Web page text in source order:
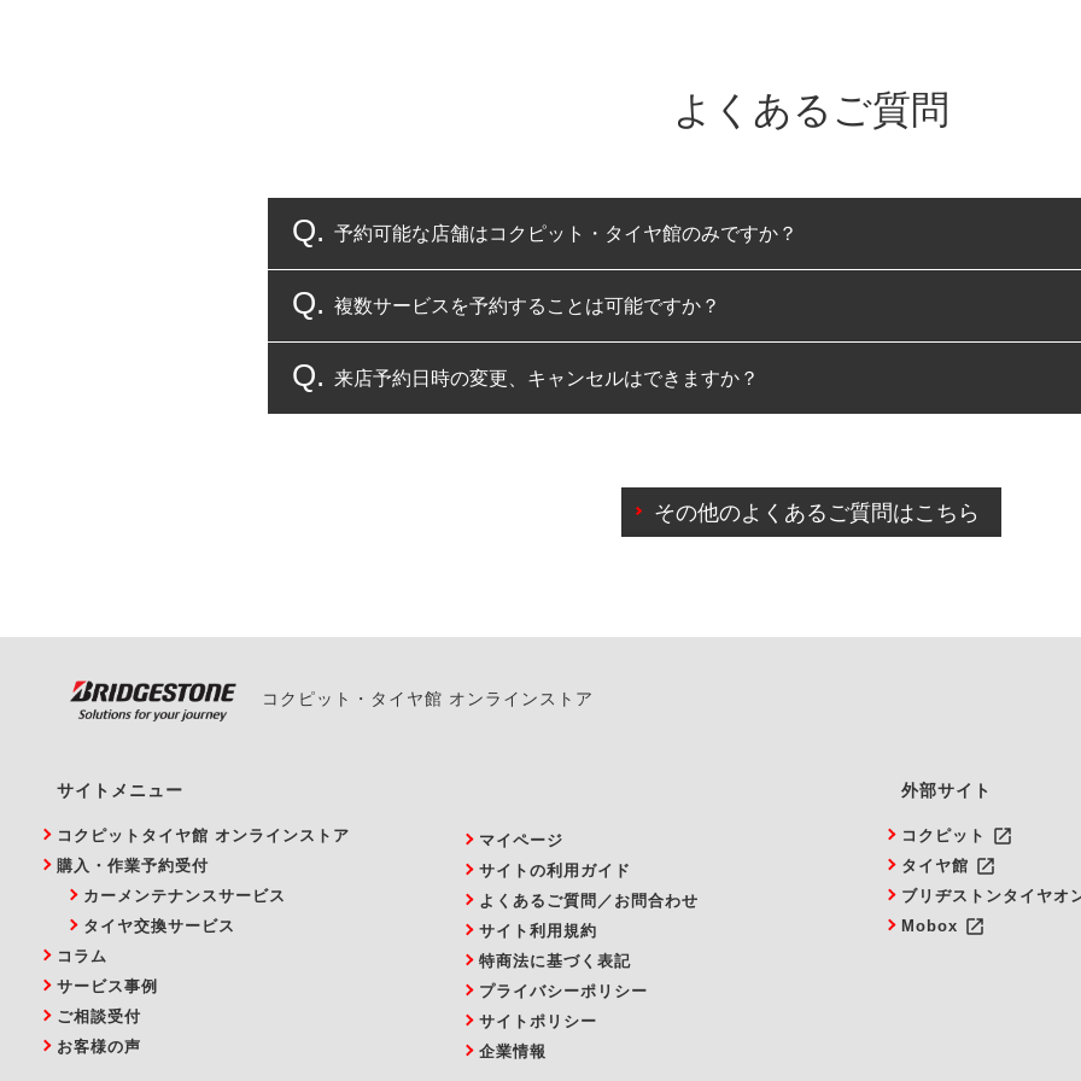
よくあるご質問
予約可能な店舗はコクピット・タイヤ館のみですか？
コクピット・タイヤ館のみとなります。
複数サービスを予約することは可能ですか？
複数サービスのご予約は可能です。
来店予約日時の変更、キャンセルはできますか？
また、やむを得ない事由によりご予約のキャンセルをご希望の際は、直接ご予約いた
その他のよくあるご質問はこちら
コクピット・タイヤ館 オンラインストア
サイトメニュー
コクピットタイヤ館 オンラインストア
購入・作業予約受付
カーメンテナンスサービス
タイヤ交換サービス
コラム
サービス事例
ご相談受付
お客様の声
マイページ
サイトの利用ガイド
よくあるご質問／お問合わせ
サイト利用規約
特商法に基づく表記
プライバシーポリシー
サイトポリシー
企業情報
外部サイト
コクピット launch
タイヤ館 launch
ブリヂストンタイヤオ
Mobox launch